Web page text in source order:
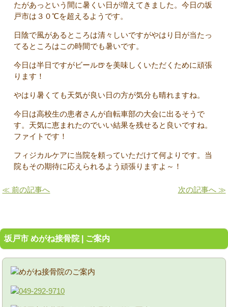
たがあっという間に暑くい日が増えてきました。今日の坂
戸市は３０℃を超えるようです。
日陰で風があるところは清々しいですがやはり日が当たっ
てるところはこの時間でも暑いです。
今日は半日ですがビール🍺を美味しくいただくために頑張
ります！
やはり暑くても天気が良い日の方が気分も晴れますね。
今日は高校生の患者さんが自転車部の大会に出るそうで
す。天気に恵まれたのでいい結果を残せると良いですね。
ファイトです！
フィジカルケアに当院を頼っていただけて何よりです。当
院もその期待に応えられるよう頑張りますよ～！
≪ 前の記事へ 次の記事へ ≫
坂戸市 めがね接骨院 | ご案内